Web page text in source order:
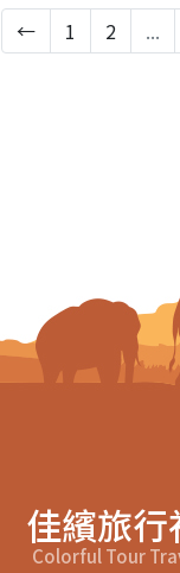
← 1 2 ...
佳繽旅
Colorful Tour